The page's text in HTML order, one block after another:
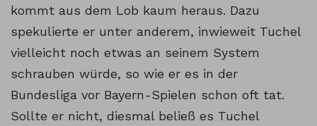
kommt aus dem Lob kaum heraus. Dazu
spekulierte er unter anderem, inwieweit Tuchel
vielleicht noch etwas an seinem System
schrauben würde, so wie er es in der
Bundesliga vor Bayern-Spielen schon oft tat.
Sollte er nicht, diesmal beließ es Tuchel